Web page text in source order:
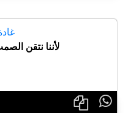
لأننا نتقن
